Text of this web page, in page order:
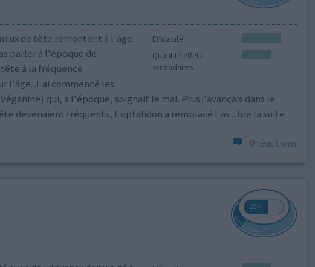
Efficacité
Quantité effets
secondaires
de tête remontent à l'âge
parler à l'époque de
à la fréquence
l'âge. J'ai commencé les
qui, a l'époque, soignait le mal. Plus j'avançais dans le
devenaient fréquents, l'optalidon a remplacé l'as ...lire la suite
0 réactions